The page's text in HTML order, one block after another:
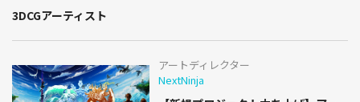
3DCGアーティスト
アートディレクター
NextNinja